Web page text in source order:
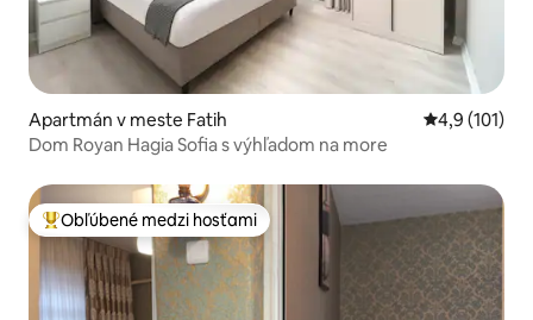
Apartmán v meste Fatih Priemerné
4,9 (101)
Dom Royan Hagia Sofia s výhľadom na more
Najobľúbenejšie medzi hosťami
Obľúbené medzi hosťami